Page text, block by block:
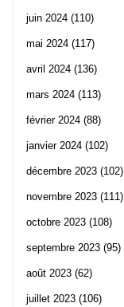
juin 2024 (110)
mai 2024 (117)
avril 2024 (136)
mars 2024 (113)
février 2024 (88)
janvier 2024 (102)
décembre 2023 (102)
novembre 2023 (111)
octobre 2023 (108)
septembre 2023 (95)
août 2023 (62)
juillet 2023 (106)